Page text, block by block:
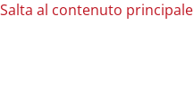
Salta al contenuto principale